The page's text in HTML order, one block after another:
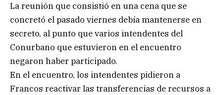
La reunión que consistió en una cena que se
concretó el pasado viernes debía mantenerse en
secreto, al punto que varios intendentes del
Conurbano que estuvieron en el encuentro
negaron haber participado.
En el encuentro, los intendentes pidieron a
Francos reactivar las transferencias de recursos a